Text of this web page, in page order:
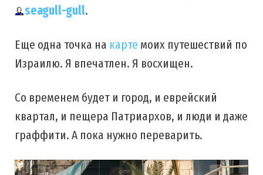
seagull-gull.
Еще одна точка на карте моих путешествий по
Израилю. Я впечатлен. Я восхищен.
Со временем будет и город, и еврейский
квартал, и пещера Патриархов, и люди и даже
граффити. А пока нужно переварить.